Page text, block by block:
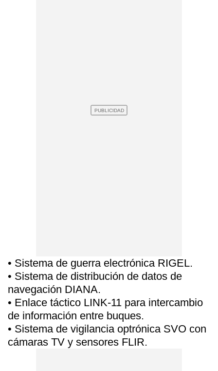
• Sistema de guerra electrónica RIGEL.
• Sistema de distribución de datos de
navegación DIANA.
• Enlace táctico LINK-11 para intercambio
de información entre buques.
• Sistema de vigilancia optrónica SVO con
cámaras TV y sensores FLIR.